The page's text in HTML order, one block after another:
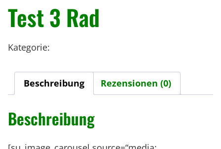
Test 3 Rad
Kategorie:
Beschreibung Rezensionen (0)
Beschreibung